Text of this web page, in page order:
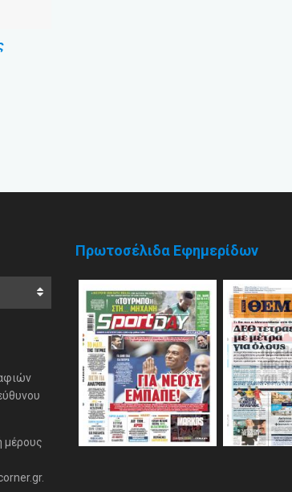
μέρους
Πρωτοσέλιδα Εφημερίδων